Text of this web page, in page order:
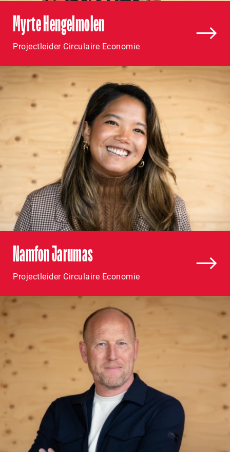
Myrte Hengelmolen
Projectleider Circulaire Economie
Namfon Jarumas
Projectleider Circulaire Economie